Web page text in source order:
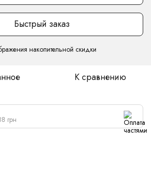
Быстрый заказ
накопительной скидки
К сравнению
грн